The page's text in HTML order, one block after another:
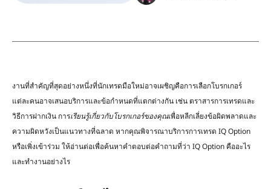
งานที่สำคัญที่สุดอย่างหนึ่งที่นักเทรดมือใหม่อาจเผชิญคือการเลือกโบรกเกอร์
แต่ละคนอาจเสนอบริการและข้อกำหนดที่แตกต่างกัน เช่น ตราสารการเทรดและ
วิธีการฝากเงิน การเรียนรู้เกี่ยวกับโบรกเกอร์ของคุณเพื่อหลีกเลี่ยงข้อผิดพลาดและ
ความผิดหวังเป็นแนวทางที่ฉลาด หากคุณพิจารณาบริการการเทรด IQ Option
หรือเพิ่งเข้าร่วม ให้อ่านต่อเพื่อค้นหาคำตอบต่อคำถามที่ว่า IQ Option คืออะไร
และทำงานอย่างไร